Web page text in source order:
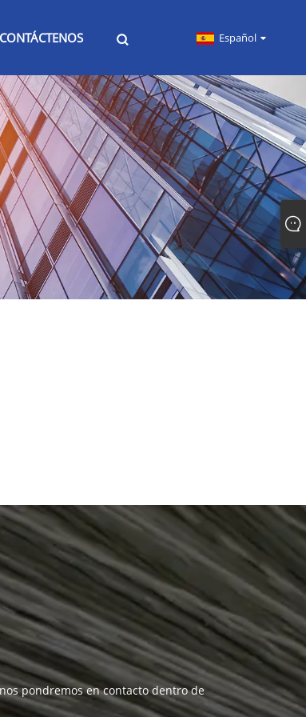
CONTÁCTENOS Español
pondremos en contacto dentro de